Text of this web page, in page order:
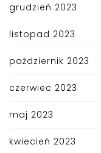
grudzień 2023
listopad 2023
październik 2023
czerwiec 2023
maj 2023
kwiecień 2023